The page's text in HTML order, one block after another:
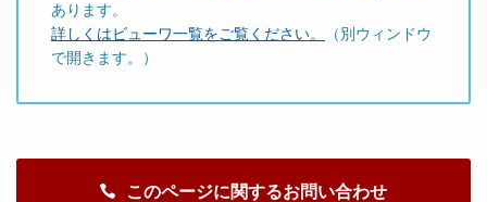
あります。
詳しくはビューワ一覧をご覧ください。
（別ウィンドウ
で開きます。）
このページに関するお問い合わせ